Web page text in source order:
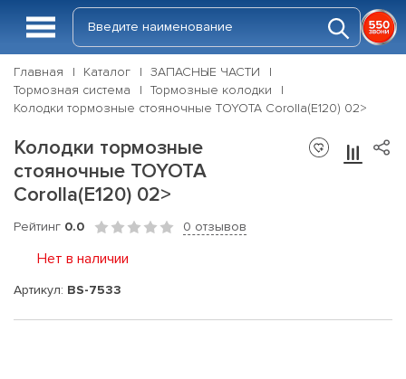
Главная Каталог
ЗАПАСНЫЕ ЧАСТИ
Тормозная система
Тормозные колодки
Колодки тормозные стояночные TOYOTA Corolla(E120) 02>
Колодки тормозные
стояночные TOYOTA
Corolla(E120) 02>
Рейтинг 0.0 0 отзывов
Нет в наличии
Артикул: BS-7533